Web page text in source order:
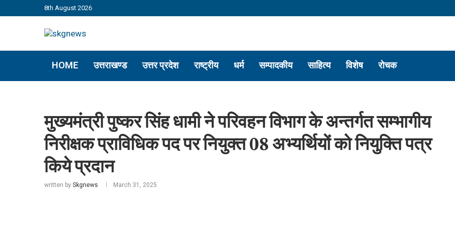
8th August 2026
HOME उत्तराखण्ड उत्तर प्रदेश राष्ट्रीय धर्म सम्पादकीय साहित्य विशेष रोचक
मुख्यमंत्री पुष्कर सिंह धामी ने परिवहन विभाग के अन्तर्गत सम्भागीय
निरीक्षक प्राविधिक पद पर नियुक्त 08 अभ्यर्थियों को नियुक्ति पत्र
किये प्रदान
written by Skgnews March 31, 2025